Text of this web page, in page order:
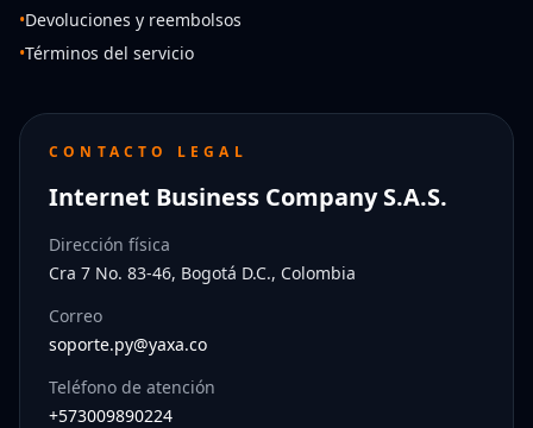
•Devoluciones y reembolsos
•Términos del servicio
CONTACTO LEGAL
Internet Business Company S.A.S.
Dirección física
Cra 7 No. 83-46, Bogotá D.C., Colombia
Correo
soporte.py@yaxa.co
Teléfono de atención
+573009890224